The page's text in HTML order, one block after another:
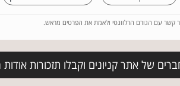
קשר עם הגורם הרלוונטי ולאמת את הפרטים מראש.
של אתר קניונים וקבלו תזכורות